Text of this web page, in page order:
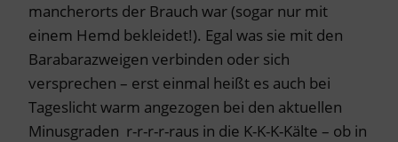
mancherorts der Brauch war (sogar nur mit
einem Hemd bekleidet!). Egal was sie mit den
Barabarazweigen verbinden oder sich
versprechen – erst einmal heißt es auch bei
Tageslicht warm angezogen bei den aktuellen
Minusgraden r-r-r-r-raus in die K-K-K-Kälte – ob in